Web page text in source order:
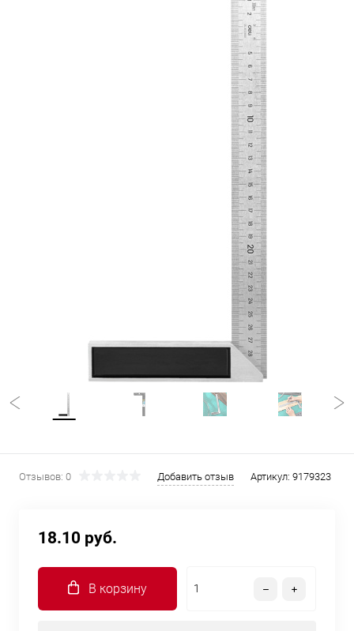
Отзывов: 0 Добавить отзыв Артикул: 9179323
18.10 руб.
В корзину